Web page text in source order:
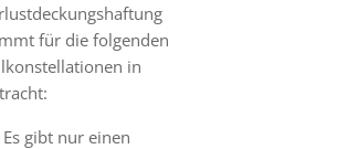
für die folgenden
in
Es gibt nur einen